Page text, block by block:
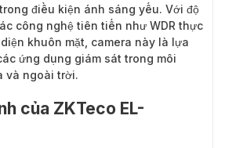
điều kiện ánh sáng yếu. Với độ
công nghệ tiên tiến như WDR thực
khuôn mặt, camera này là lựa
ứng dụng giám sát trong môi
và ngoài trời.
của ZKTeco EL-